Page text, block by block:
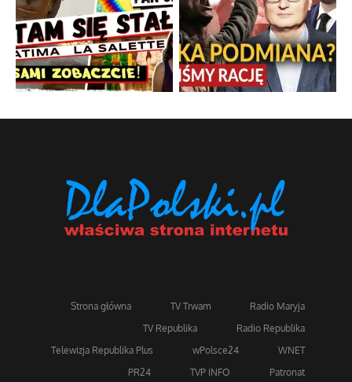
Strona główna TV Trwam
Radio Maryja
TV Republika
Radio Republika
Telewizja Republika Plus
wPolsce24
WNET
PR24
TVP INFO Patronat